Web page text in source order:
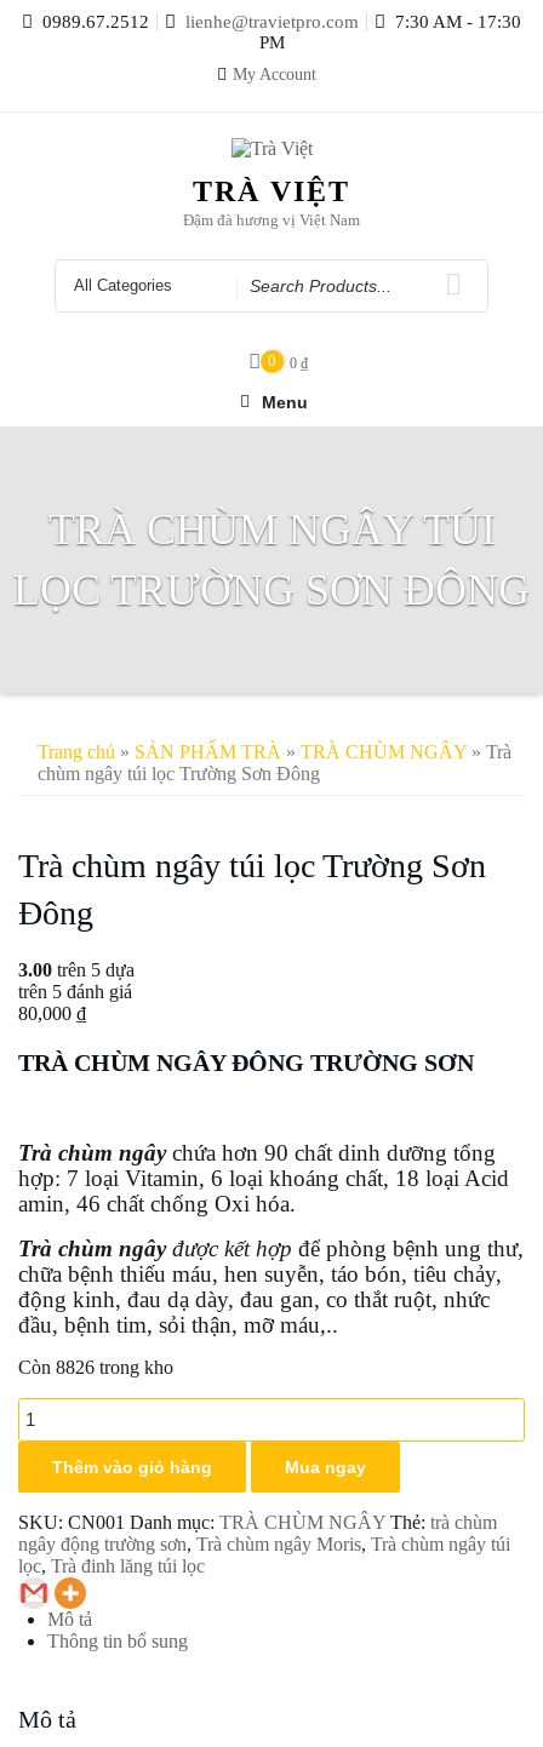
0989.67.2512 lienhe@travietpro.com
7:30 AM - 17:30
PM
My Account
TRÀ VIỆT
Đậm đà hương vị Việt Nam
Search
for
0 0 ₫
Menu
TRÀ CHÙM NGÂY TÚI
LỌC TRƯỜNG SƠN ĐÔNG
Trang chủ » SẢN PHẨM TRÀ » TRÀ CHÙM NGÂY » Trà
chùm ngây túi lọc Trường Sơn Đông
Trà chùm ngây túi lọc Trường Sơn
Đông
3.00 trên 5 dựa
trên 5 đánh giá
80,000 ₫
TRÀ CHÙM NGÂY ĐÔNG TRƯỜNG SƠN
Trà chùm ngâychứa hơn 90 chất dinh dưỡng tổng
hợp: 7 loại Vitamin, 6 loại khoáng chất, 18 loại Acid
amin, 46 chất chống Oxi hóa.
Trà chùm ngâyđược kết hợp để phòng bệnh ung thư,
chữa bệnh thiếu máu, hen suyễn, táo bón, tiêu chảy,
động kinh, đau dạ dày, đau gan, co thắt ruột, nhức
đầu, bệnh tim, sỏi thận, mỡ máu,..
Còn 8826 trong kho
Trà
chùm
ngây
lọc
Trường
Sơn
Đông
số
lượng
Thêm vào giỏ hàng Mua ngay
SKU: CN001 Danh mục: TRÀ CHÙM NGÂY Thẻ: trà chùm
ngây động trường sơn, Trà chùm ngây Moris, Trà chùm ngây túi
lọc, Trà đinh lăng túi lọc
Mô tả
Thông tin bổ sung
Mô tả